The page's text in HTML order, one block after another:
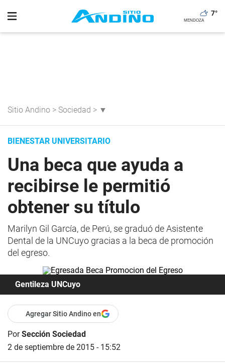
7°
Sitio Andino > Sociedad > ▼
BIENESTAR UNIVERSITARIO
Una beca que ayuda a
recibirse le permitió
obtener su título
Marilyn Gil García, de Perú, se graduó de Asistente
Dental de la UNCuyo gracias a la beca de promoción
del egreso.
Gentileza UNCuyo
Agregar Sitio Andino en
PorSección Sociedad
2 de septiembre de 2015 - 15:52